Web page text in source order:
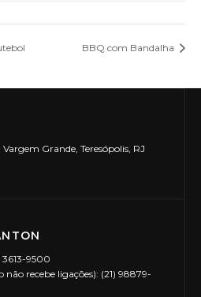
BBQ com Bandalha
Grande, Teresópolis, RJ
3613-9500
recebe ligações): (21) 98879-